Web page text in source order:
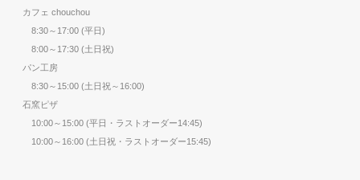
カフェ chouchou
8:30～17:00 (平日)
8:00～17:30 (土日祝)
パン工房
8:30～15:00 (土日祝～16:00)
石窯ピザ
10:00～15:00 (平日・ラストオーダー14:45)
10:00～16:00 (土日祝・ラストオーダー15:45)